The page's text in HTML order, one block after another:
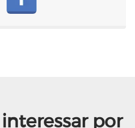
por